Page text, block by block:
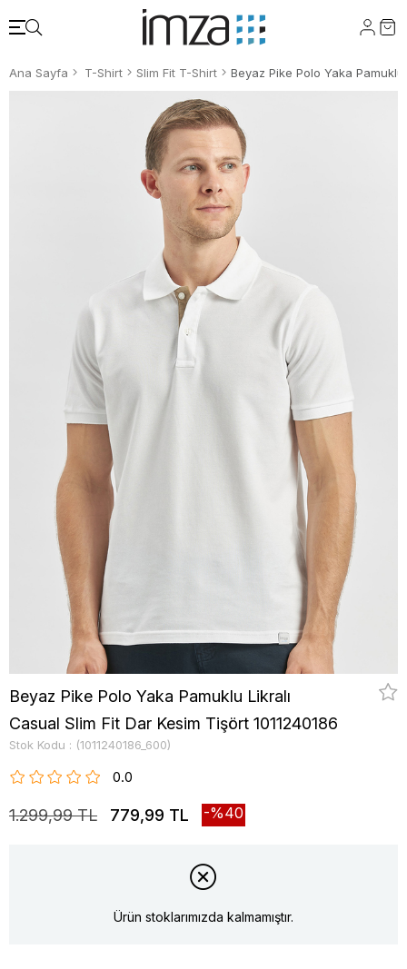
Ana Sayfa T-Shirt Slim Fit T-Shirt
Beyaz Pike Polo Yaka Pamuklu Likralı
Casual Slim Fit Dar Kesim Tişört 1011240186
Stok Kodu (1011240186_600)
0.0
1.299,99 TL 779,99 TL 40
Ürün stoklarımızda kalmamıştır.